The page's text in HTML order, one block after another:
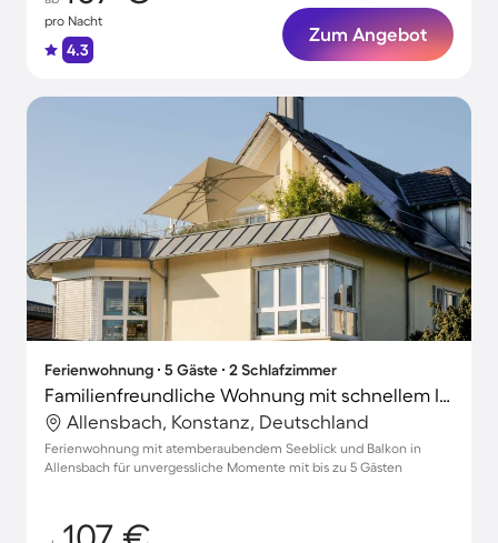
pro Nacht
4.3
Zum Angebot
Ferienwohnung ∙ 5 Gäste ∙ 2 Schlafzimmer
Familienfreundliche Wohnung mit schnellem Internet | Seeblick | Perfekt für die Arbeit von Zuhause
Allensbach, Konstanz, Deutschland
Ferienwohnung mit atemberaubendem Seeblick und Balkon in
Allensbach für unvergessliche Momente mit bis zu 5 Gästen